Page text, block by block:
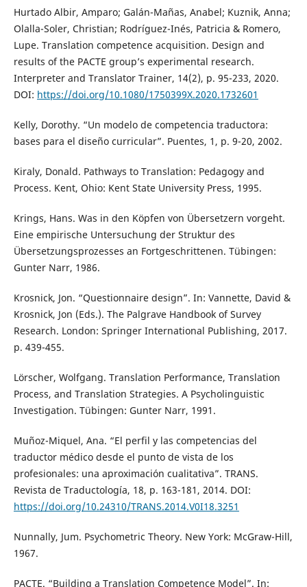
Hurtado Albir, Amparo; Galán-Mañas, Anabel; Kuznik, Anna;
Olalla-Soler, Christian; Rodríguez-Inés, Patricia & Romero,
Lupe. Translation competence acquisition. Design and
results of the PACTE group’s experimental research.
Interpreter and Translator Trainer, 14(2), p. 95-233, 2020.
DOI: https://doi.org/10.1080/1750399X.2020.1732601
Kelly, Dorothy. “Un modelo de competencia traductora:
bases para el diseño curricular”. Puentes, 1, p. 9-20, 2002.
Kiraly, Donald. Pathways to Translation: Pedagogy and
Process. Kent, Ohio: Kent State University Press, 1995.
Krings, Hans. Was in den Köpfen von Übersetzern vorgeht.
Eine empirische Untersuchung der Struktur des
Übersetzungsprozesses an Fortgeschrittenen. Tübingen:
Gunter Narr, 1986.
Krosnick, Jon. “Questionnaire design”. In: Vannette, David &
Krosnick, Jon (Eds.). The Palgrave Handbook of Survey
Research. London: Springer International Publishing, 2017.
p. 439-455.
Lörscher, Wolfgang. Translation Performance, Translation
Process, and Translation Strategies. A Psycholinguistic
Investigation. Tübingen: Gunter Narr, 1991.
Muñoz-Miquel, Ana. “El perfil y las competencias del
traductor médico desde el punto de vista de los
profesionales: una aproximación cualitativa”. TRANS.
Revista de Traductología, 18, p. 163-181, 2014. DOI:
https://doi.org/10.24310/TRANS.2014.V0I18.3251
Nunnally, Jum. Psychometric Theory. New York: McGraw-Hill,
1967.
PACTE. “Building a Translation Competence Model”. In: